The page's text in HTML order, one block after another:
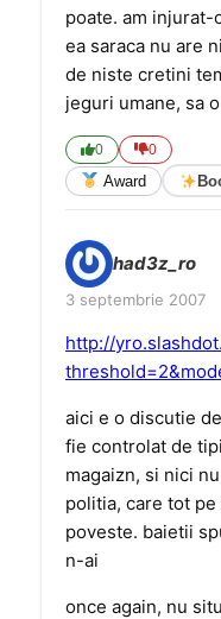
poate. am injurat-
ea saraca nu are
de niste cretini
jeguri umane, sa
0 0
Award
had3z_ro
3 septembrie 2007
http://
aici e o discutie
fie controlat de
magaizn, si nici
politia, care tot
poveste. baietii
n-ai
once again, nu